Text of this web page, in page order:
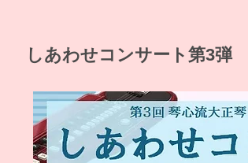
しあわせコンサート第3弾